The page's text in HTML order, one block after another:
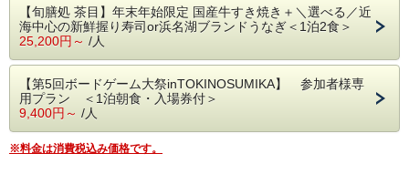
【旬膳処 茶目】年末年始限定 国産牛すき焼き＋＼選べる／近
海中心の新鮮握り寿司or浜名湖ブランドうなぎ＜1泊2食＞
25,200円～ /人
【第5回ボードゲーム大祭inTOKINOSUMIKA】 参加者様専
用プラン ＜1泊朝食・入場券付＞
9,400円～ /人
※料金は消費税込み価格です。